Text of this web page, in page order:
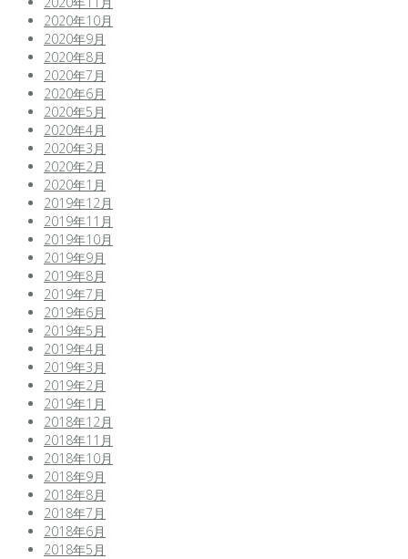
2020年10月
2020年9月
2020年8月
2020年7月
2020年6月
2020年5月
2020年4月
2020年3月
2020年2月
2020年1月
2019年12月
2019年11月
2019年10月
2019年9月
2019年8月
2019年7月
2019年6月
2019年5月
2019年4月
2019年3月
2019年2月
2019年1月
2018年12月
2018年11月
2018年10月
2018年9月
2018年8月
2018年7月
2018年6月
2018年5月